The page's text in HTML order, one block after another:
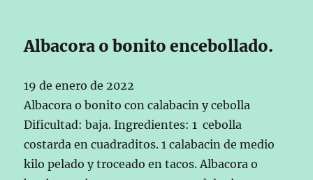
Albacora o bonito encebollado.
19 de enero de 2022
Albacora o bonito con calabacin y cebolla
Dificultad: baja. Ingredientes: 1 cebolla
costarda en cuadraditos. 1 calabacin de medio
kilo pelado y troceado en tacos. Albacora o